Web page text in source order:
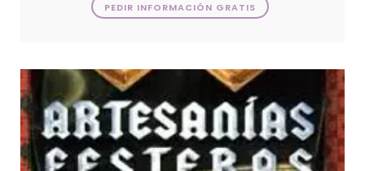
PEDIR INFORMACIÓN GRATIS